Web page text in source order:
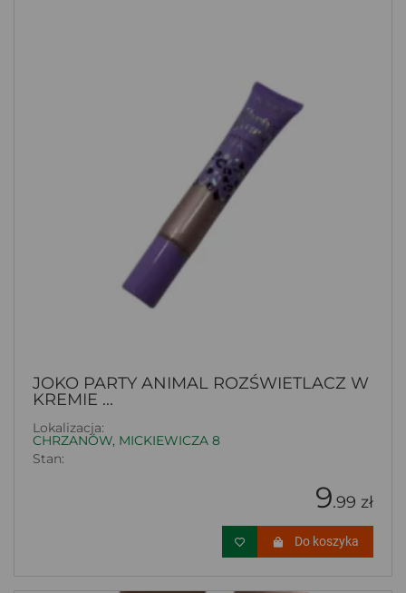
JOKO PARTY ANIMAL ROZŚWIETLACZ W
KREMIE ...
Lokalizacja:
CHRZANÓW, MICKIEWICZA 8
Stan:
9.99 zł
Do koszyka